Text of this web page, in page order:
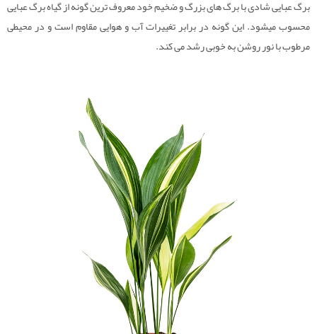
برگ عبایی شادی با برگ های بزرگ و ضخیم خود معروف ترین گونه از گیاه برگ عبایی
محسوب میشود. این گونه در برابر تغییرات آب و هوایی مقاوم است و در محیطی
مرطوب با نور روشن به خوبی رشد می کند.